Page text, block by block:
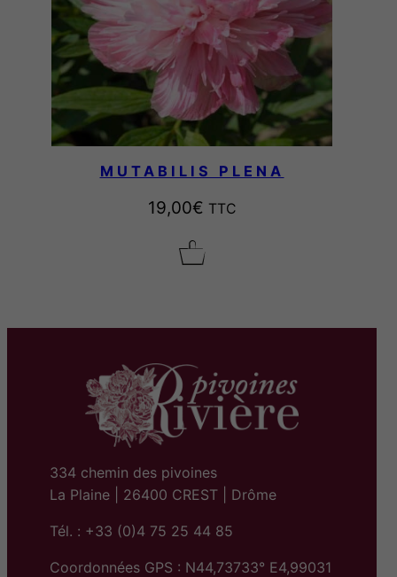
MUTABILIS PLENA
19,00€ TTC
334 chemin des pivoines
La Plaine | 26400 CREST | Drôme
Tél. : +33 (0)4 75 25 44 85
Coordonnées GPS : N44,73733° E4,99031